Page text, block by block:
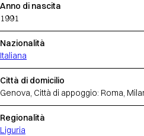
Anno di nascita
1991
Nazionalità
Italiana
Città di domicilio
Genova, Città di appoggio: Roma,
Regionalità
Liguria